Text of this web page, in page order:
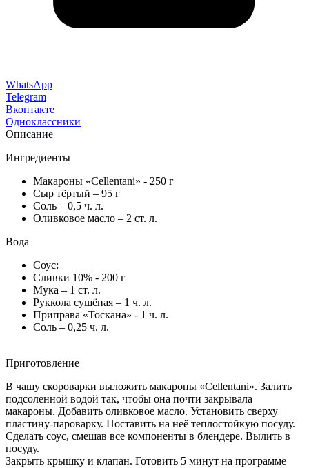
WhatsApp
Telegram
Вконтакте
Одноклассники
Описание
Ингредиенты
Макароны «Cellentani» - 250 г
Сыр тёртый – 95 г
Соль – 0,5 ч. л.
Оливковое масло – 2 ст. л.
Вода
Соус:
Сливки 10% - 200 г
Мука – 1 ст. л.
Руккола сушёная – 1 ч. л.
Приправа «Тоскана» - 1 ч. л.
Соль – 0,25 ч. л.
Приготовление
В чашу скороварки выложить макароны «Cellentani». Залить
подсоленной водой так, чтобы она почти закрывала
макароны. Добавить оливковое масло. Установить сверху
пластину-пароварку. Поставить на неё теплостойкую посуду.
Сделать соус, смешав все компоненты в блендере. Вылить в
посуду.
Закрыть крышку и клапан. Готовить 5 минут на программе